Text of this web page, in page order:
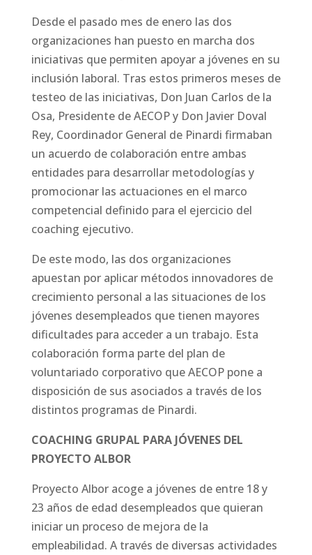
Desde el pasado mes de enero las dos
organizaciones han puesto en marcha dos
iniciativas que permiten apoyar a jóvenes en su
inclusión laboral. Tras estos primeros meses de
testeo de las iniciativas, Don Juan Carlos de la
Osa, Presidente de AECOP y Don Javier Doval
Rey, Coordinador General de Pinardi firmaban
un acuerdo de colaboración entre ambas
entidades para desarrollar metodologías y
promocionar las actuaciones en el marco
competencial definido para el ejercicio del
coaching ejecutivo.
De este modo, las dos organizaciones
apuestan por aplicar métodos innovadores de
crecimiento personal a las situaciones de los
jóvenes desempleados que tienen mayores
dificultades para acceder a un trabajo. Esta
colaboración forma parte del plan de
voluntariado corporativo que AECOP pone a
disposición de sus asociados a través de los
distintos programas de Pinardi.
COACHING GRUPAL PARA JÓVENES DEL
PROYECTO ALBOR
Proyecto Albor acoge a jóvenes de entre 18 y
23 años de edad desempleados que quieran
iniciar un proceso de mejora de la
empleabilidad. A través de diversas actividades